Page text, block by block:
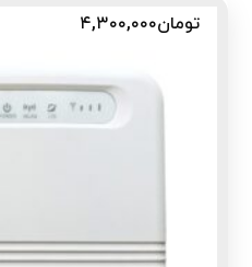
تومان۴,۳۰۰,۰۰۰